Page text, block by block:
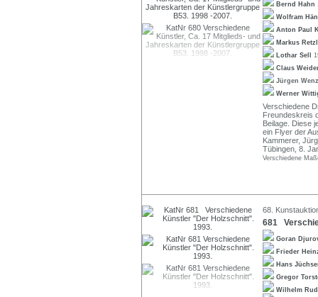
Bernd Hahn
Wolfram
Anton Paul
Markus
Lothar Sell
Claus
Jürgen
Werner
Verschiedene
Freundeskreis
Beilage. Diese
ein Flyer der
Kammerer,
Tübingen, 8.
Verschiedene
68.
681
Goran
Frieder
Hans
Gregor
Wilhelm